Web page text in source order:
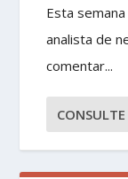
Esta
analista de
comentar...